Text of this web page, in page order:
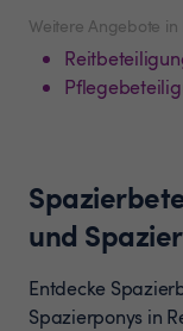
Weitere Angebote in
und
Entdecke
Spazierponys in